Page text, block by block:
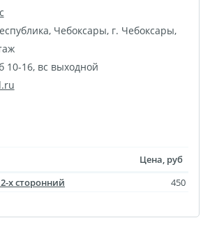
и
, Чебоксары, г. Чебоксары,
10-16, вс выходной
Цена, руб
х сторонний
450